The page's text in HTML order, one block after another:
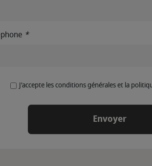
*
J'accepte les conditions générales et la